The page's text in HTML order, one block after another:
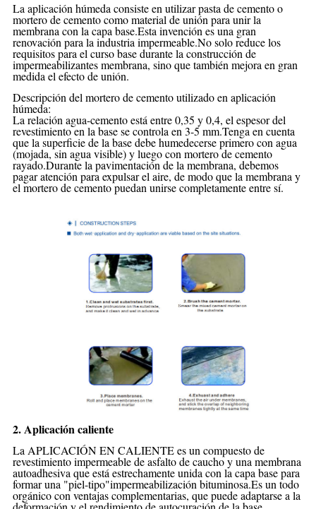
La aplicación húmeda consiste en utilizar pasta de cemento o
mortero de cemento como material de unión para unir la
membrana con la capa base.Esta invención es una gran
renovación para la industria impermeable.No solo reduce los
requisitos para el curso base durante la construcción de
impermeabilizantesmembrana, sino que también mejora en gran
medida el efecto de unión.
Descripción del mortero de cemento utilizado en aplicación
húmeda:
La relación agua-cemento está entre 0,35 y 0,4, el espesor del
revestimiento en la base se controla en 3-5 mm.Tenga en cuenta
que la superficie de la base debe humedecerse primero con agua
(mojada, sin agua visible) y luego con mortero de cemento
rayado.Durante la pavimentación de la membrana, debemos
pagaratención para expulsar el aire, de modo que la membrana y
el mortero de cemento puedan unirse completamente entre sí.
2. Aplicación caliente
La APLICACIÓN EN CALIENTE es un compuesto de
revestimiento impermeable de asfalto de caucho y una membrana
autoadhesiva que está estrechamente unida con la capa base para
formar una "piel-tipo"impermeabilización bituminosa.Es un todo
orgánico con ventajas complementarias, que puede adaptarse a la